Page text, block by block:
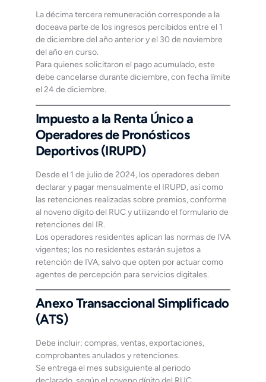
La décima tercera remuneración corresponde a la
doceava parte de los ingresos percibidos entre el 1
de diciembre del año anterior y el 30 de noviembre
del año en curso.
Para quienes solicitaron el pago acumulado, este
debe cancelarse durante diciembre, con fecha límite
el 24 de diciembre.
Impuesto a la Renta Único a
Operadores de Pronósticos
Deportivos (IRUPD)
Desde el 1 de julio de 2024, los operadores deben
declarar y pagar mensualmente el IRUPD, así como
las retenciones realizadas sobre premios, conforme
al noveno dígito del RUC y utilizando el formulario de
retenciones del IR.
Los operadores residentes aplican las normas de IVA
vigentes; los no residentes estarán sujetos a
retención de IVA, salvo que opten por actuar como
agentes de percepción para servicios digitales.
Anexo Transaccional Simplificado
(ATS)
Debe incluir: compras, ventas, exportaciones,
comprobantes anulados y retenciones.
Se entrega el mes subsiguiente al periodo